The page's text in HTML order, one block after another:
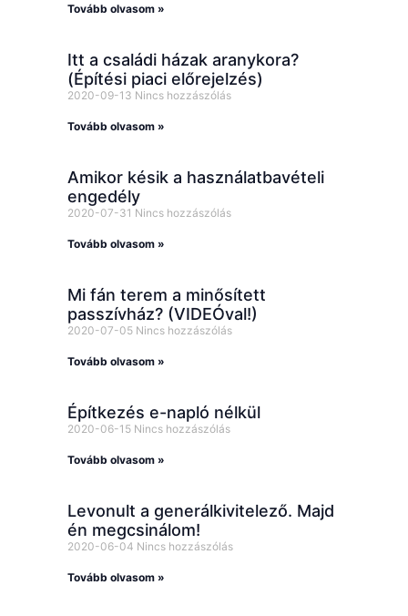
Tovább olvasom »
Itt a családi házak aranykora?
(Építési piaci előrejelzés)
2020-09-13 Nincs hozzászólás
Tovább olvasom »
Amikor késik a használatbavételi
engedély
2020-07-31 Nincs hozzászólás
Tovább olvasom »
Mi fán terem a minősített
passzívház? (VIDEÓval!)
2020-07-05 Nincs hozzászólás
Tovább olvasom »
Építkezés e-napló nélkül
2020-06-15 Nincs hozzászólás
Tovább olvasom »
Levonult a generálkivitelező. Majd
én megcsinálom!
2020-06-04 Nincs hozzászólás
Tovább olvasom »